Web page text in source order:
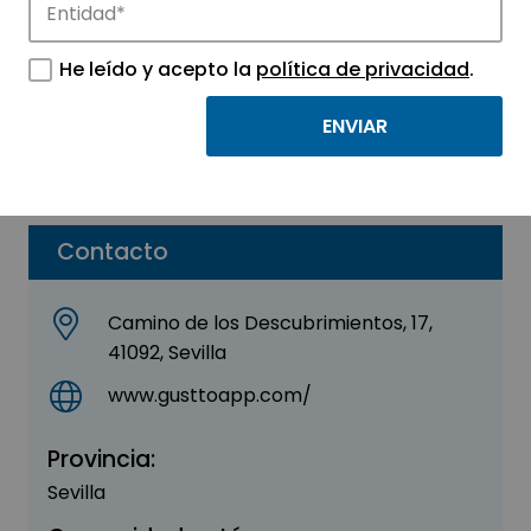
Contacto
Camino de los Descubrimientos, 17,
41092, Sevilla
www.gusttoapp.com/
Provincia:
Sevilla
Gustto (El Cubo)
INFORMACIÓN, INFORMÁTICA Y
He leído y acepto la política de privacidad.